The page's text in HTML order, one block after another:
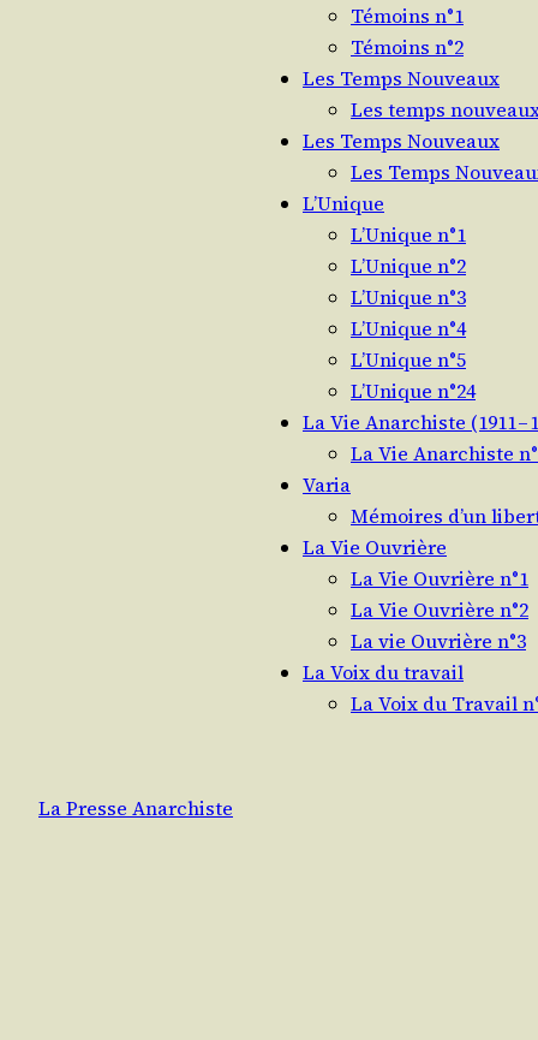
Témoins n°1
Témoins n°2
Les Temps Nouveaux
Les temps
Les Temps Nouveaux
Les Temps
L’Unique
L’Unique n°1
L’Unique n°2
L’Unique n°3
L’Unique n°4
L’Unique n°5
L’Unique n°24
La Vie Anarchiste (1911 –
La Vie Anarchiste
Varia
Mémoires d’un
La Vie Ouvrière
La Vie Ouvrière n°1
La Vie Ouvrière n°2
La vie Ouvrière n°3
La Voix du travail
La Voix du Travail
La Presse Anarchiste